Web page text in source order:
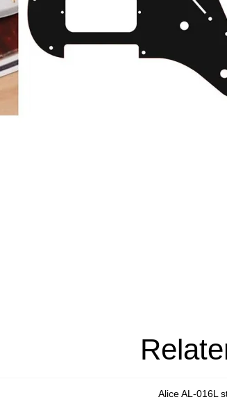
Alice AL-016L